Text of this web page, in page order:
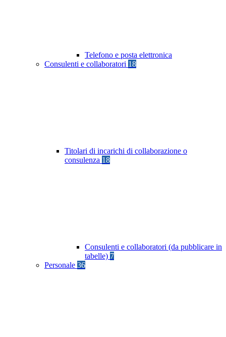
Telefono e posta elettronica
Consulenti e collaboratori 18
Titolari di incarichi di collaborazione o
consulenza 18
Consulenti e collaboratori (da pubblicare in
tabelle) 7
Personale 36